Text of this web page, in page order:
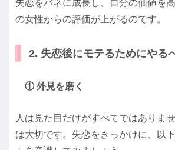
失恋をバネに成長し、自分の価値を
の女性からの評価が上がるのです。
2. 失恋後にモテるためにやる
① 外見を磨く
人は見た目だけがすべてではありま
は大切です。失恋をきっかけに、以